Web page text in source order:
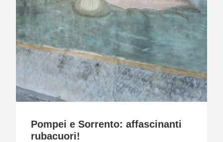
Pompei e Sorrento: affascinanti
rubacuori!